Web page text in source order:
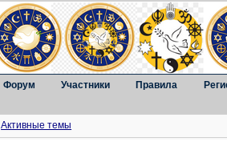
Форум Участники Правила
Активные темы